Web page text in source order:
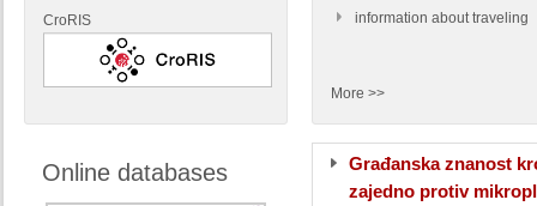
CroRIS
information about traveling
More >>
Online databases
Građanska znanost
zajedno protiv